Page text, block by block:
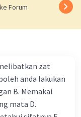
Forum
zat
anda lakukan
B. Memakai
mata D.